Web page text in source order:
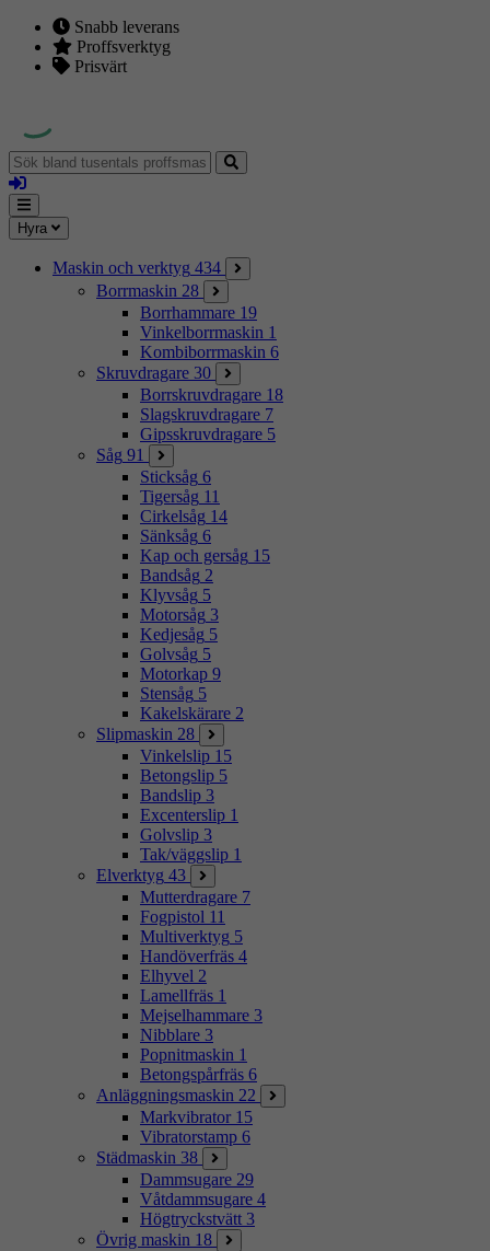
Snabb leverans
Proffsverktyg
Prisvärt
Sök
bland
tusentals
proffsmaskiner
Logga
in
Mina
sidor
Meny
Hyra
Maskin och verktyg 434
Borrmaskin 28
Borrhammare 19
Vinkelborrmaskin 1
Kombiborrmaskin 6
Skruvdragare 30
Borrskruvdragare 18
Slagskruvdragare 7
Gipsskruvdragare 5
Såg 91
Sticksåg 6
Tigersåg 11
Cirkelsåg 14
Sänksåg 6
Kap och gersåg 15
Bandsåg 2
Klyvsåg 5
Motorsåg 3
Kedjesåg 5
Golvsåg 5
Motorkap 9
Stensåg 5
Kakelskärare 2
Slipmaskin 28
Vinkelslip 15
Betongslip 5
Bandslip 3
Excenterslip 1
Golvslip 3
Tak/väggslip 1
Elverktyg 43
Mutterdragare 7
Fogpistol 11
Multiverktyg 5
Handöverfräs 4
Elhyvel 2
Lamellfräs 1
Mejselhammare 3
Nibblare 3
Popnitmaskin 1
Betongspårfräs 6
Anläggningsmaskin 22
Markvibrator 15
Vibratorstamp 6
Städmaskin 38
Dammsugare 29
Våtdammsugare 4
Högtryckstvätt 3
Övrig maskin 18